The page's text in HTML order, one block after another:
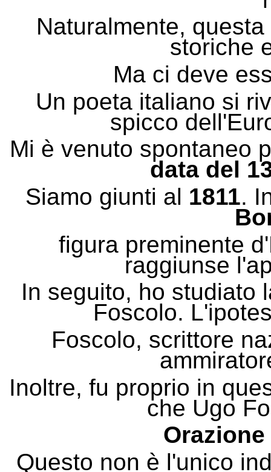
Naturalmente,
storiche
Ma ci deve
Un poeta italiano si
spicco
Mi è venuto spontaneo
data del
Siamo giunti al 1811.
figura preminente
raggiunse
In seguito, ho studiato
Foscolo.
Foscolo, scrittore
Inoltre, fu proprio in
che Ugo
Questo non è l'unico